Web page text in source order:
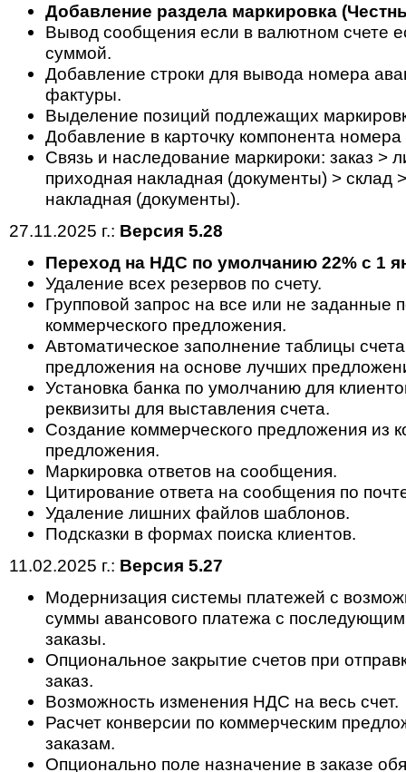
Добавление раздела маркировка
Вывод сообщения если в валютном счете
суммой.
Добавление строки для вывода номера
фактуры.
Выделение позиций подлежащих
Добавление в карточку компонента
Cвязь и наследование маркироки: заказ >
приходная накладная (документы) > склад
накладная (документы).
27.11.2025 г.: Версия 5.28
Переход на НДС по умолчанию 22% с 1
Удаление всех резервов по счету.
Групповой запрос на все или не заданные
коммерческого предложения.
Автоматическое заполнение таблицы
предложения на основе лучших
Установка банка по умолчанию для
реквизиты для выставления счета.
Создание коммерческого предложения из
предложения.
Маркировка ответов на сообщения.
Цитирование ответа на сообщения по
Удаление лишних файлов шаблонов.
Подсказки в формах поиска клиентов.
11.02.2025 г.: Версия 5.27
Модернизация системы платежей с
суммы авансового платежа с
заказы.
Опциональное закрытие счетов при
заказ.
Возможность изменения НДС на весь счет.
Расчет конверсии по коммерческим
заказам.
Опционально поле назначение в заказе